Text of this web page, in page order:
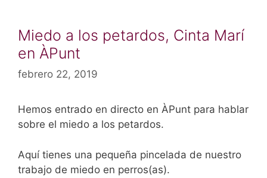
Miedo a los petardos, Cinta Marí
en ÀPunt
febrero 22, 2019
Hemos entrado en directo en ÀPunt para hablar
sobre el miedo a los petardos.
Aquí tienes una pequeña pincelada de nuestro
trabajo de miedo en perros(as).